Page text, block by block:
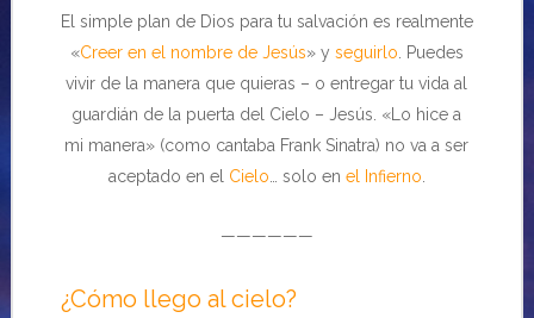
El simple plan de Dios para tu salvación es realmente
«Creer en el nombre de Jesús» y seguirlo. Puedes
vivir de la manera que quieras – o entregar tu vida al
guardián de la puerta del Cielo – Jesús. «Lo hice a
mi manera» (como cantaba Frank Sinatra) no va a ser
aceptado en el Cielo… solo en el Infierno.
——————
¿Cómo llego al cielo?